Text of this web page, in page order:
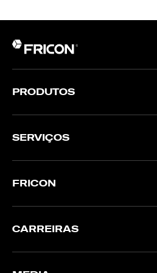
PRODUTOS
SERVIÇOS
FRICON
CARREIRAS